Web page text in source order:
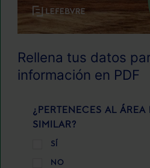
Rellena tus datos
información en PDF
¿PERTENECES AL
SIMILAR?
SÍ
NO